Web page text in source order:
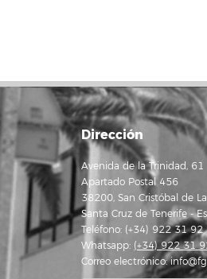
Dirección
Avenida de la Trinidad, 61
Apartado Postal 456
38200, San Cristóbal de
Santa Cruz de Tenerife -
Teléfono: (+34) 922 31 92
Whatsapp: (+34) 922 31
Correo electrónico: